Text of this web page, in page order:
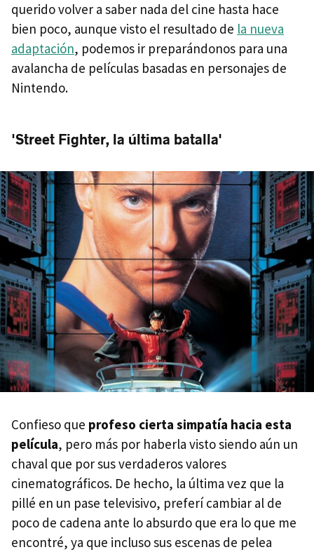
querido volver a saber nada del cine hasta hace
bien poco, aunque visto el resultado de la nueva
adaptación, podemos ir preparándonos para una
avalancha de películas basadas en personajes de
Nintendo.
'Street Fighter, la última batalla'
Confieso que profeso cierta simpatía hacia esta
película, pero más por haberla visto siendo aún un
chaval que por sus verdaderos valores
cinematográficos. De hecho, la última vez que la
pillé en un pase televisivo, preferí cambiar al de
poco de cadena ante lo absurdo que era lo que me
encontré, ya que incluso sus escenas de pelea